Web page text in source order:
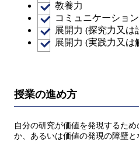
教養力
コミュニケーショ
展開力 (探究力又は
展開力 (実践力又は
授業の進め方
自分の研究が価値を発現するた
か、あるいは価値の発現の障壁